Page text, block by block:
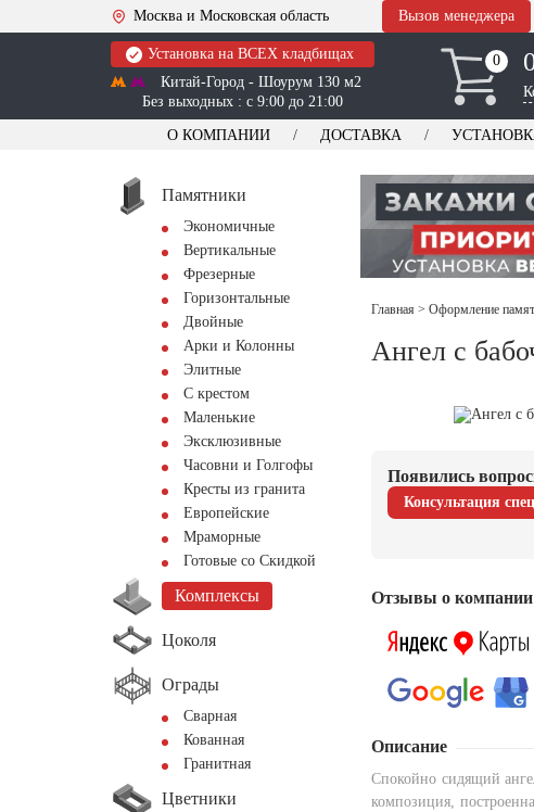
Москва и Московская область Вызов менеджера
Установка на ВСЕХ кладбищах
Китай-Город - Шоурум 130 м2
Без выходных : с 9:00 до 21:00
0
0
О КОМПАНИИ ДОСТАВКА
Памятники
Экономичные
Вертикальные
Фрезерные
Горизонтальные
Двойные
Арки и Колонны
Элитные
С крестом
Маленькие
Эксклюзивные
Часовни и Голгофы
Кресты из гранита
Европейские
Мраморные
Готовые со Скидкой
Комплексы
Цоколя
Ограды
Сварная
Кованная
Гранитная
Цветники
Главная > Оформление
Ангел с
Появились
Консультация
Отзывы о компании
Описание
Спокойно сидящий
композиция,